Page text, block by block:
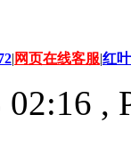
| 网页在线客服|红
,